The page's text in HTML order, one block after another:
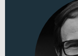
eine saubere
Für souveräne
oder wechselnden